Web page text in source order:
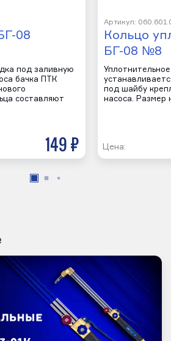
08
под заливную
бачка ПТК
составляют
149 р
Артикул:
Кольцо
БГ-08 №8
под шайбу
насоса. Размер
Цена: